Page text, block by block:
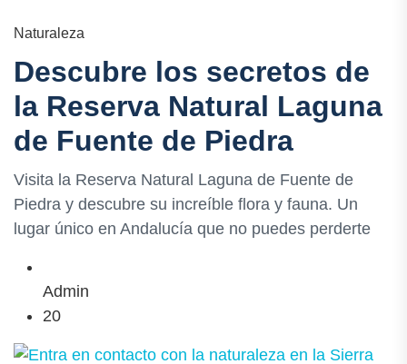
Naturaleza
Descubre los secretos de
la Reserva Natural Laguna
de Fuente de Piedra
Visita la Reserva Natural Laguna de Fuente de
Piedra y descubre su increíble flora y fauna. Un
lugar único en Andalucía que no puedes perderte
Admin
20